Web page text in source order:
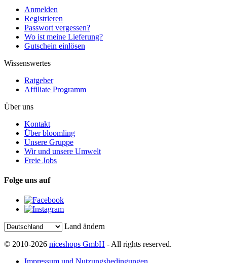
Anmelden
Registrieren
Passwort vergessen?
Wo ist meine Lieferung?
Gutschein einlösen
Wissenswertes
Ratgeber
Affiliate Programm
Über uns
Kontakt
Über bloomling
Unsere Gruppe
Wir und unsere Umwelt
Freie Jobs
Folge uns auf
Land ändern
© 2010-2026 niceshops GmbH - All rights reserved.